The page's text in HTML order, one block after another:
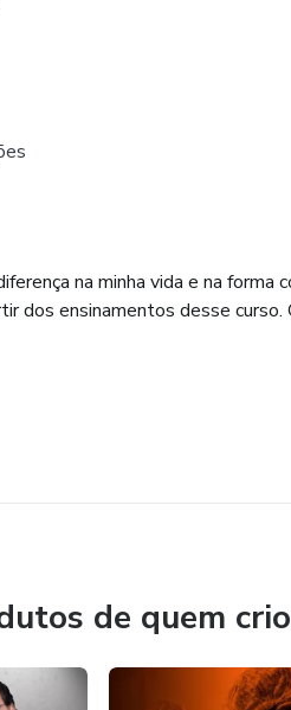
P.R.A EM REABILITAÇÃO ORAL?
Oral é ensinar ao
Diagnóstico, Planejamento e
na minha vida e na
dos ensinamentos desse
de quem